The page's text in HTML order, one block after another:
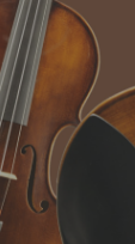
Zum
Inhalt
springen